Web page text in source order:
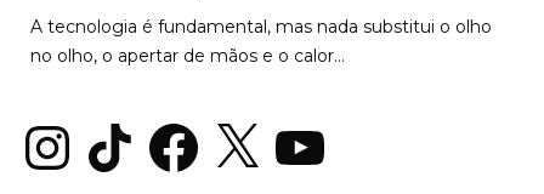
A tecnologia é fundamental, mas nada substitui o olho
no olho, o apertar de mãos e o calor...
InstagramTikTok Facebook
X YouTube